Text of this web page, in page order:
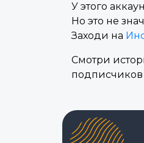
У этого
Но это не
Заходи на
Смотри